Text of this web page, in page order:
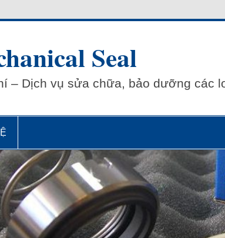
Seal
– Dịch vụ sửa chữa, bảo dưỡng các